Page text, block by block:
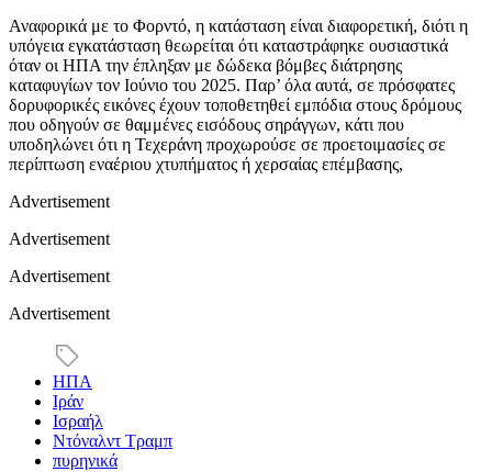
Αναφορικά με το Φορντό, η κατάσταση είναι διαφορετική, διότι η
υπόγεια εγκατάσταση θεωρείται ότι καταστράφηκε ουσιαστικά
όταν οι ΗΠΑ την έπληξαν με δώδεκα βόμβες διάτρησης
καταφυγίων τον Ιούνιο του 2025. Παρ’ όλα αυτά, σε πρόσφατες
δορυφορικές εικόνες έχουν τοποθετηθεί εμπόδια στους δρόμους
που οδηγούν σε θαμμένες εισόδους σηράγγων, κάτι που
υποδηλώνει ότι η Τεχεράνη προχωρούσε σε προετοιμασίες σε
περίπτωση εναέριου χτυπήματος ή χερσαίας επέμβασης,
Advertisement
Advertisement
Advertisement
Advertisement
ΗΠΑ
Ιράν
Ισραήλ
Ντόναλντ Τραμπ
πυρηνικά